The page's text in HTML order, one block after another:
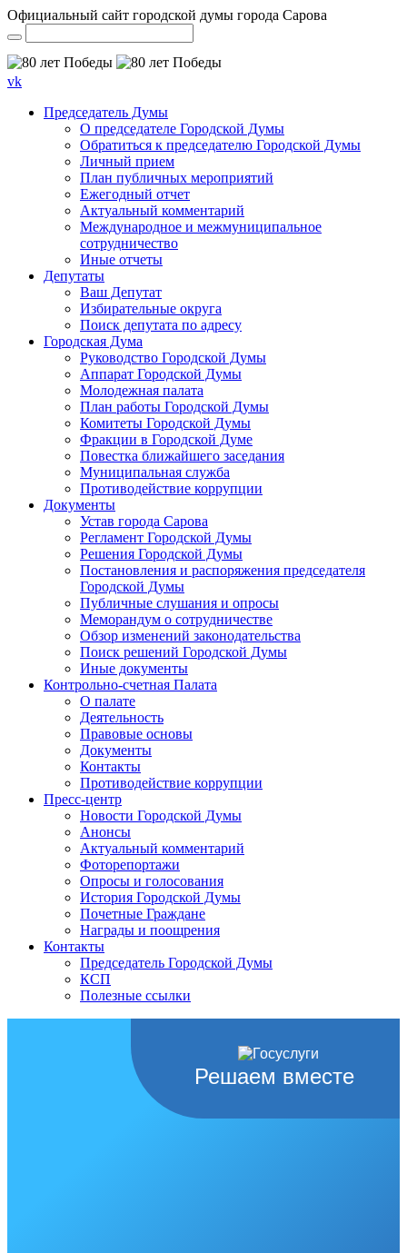
Официальный сайт городской думы города Сарова
vk
Председатель Думы
О председателе Городской Думы
Обратиться к председателю Городской Думы
Личный прием
План публичных мероприятий
Ежегодный отчет
Актуальный комментарий
Международное и межмуниципальное
сотрудничество
Иные отчеты
Депутаты
Ваш Депутат
Избирательные округа
Поиск депутата по адресу
Городская Дума
Руководство Городской Думы
Аппарат Городской Думы
Молодежная палата
План работы Городской Думы
Комитеты Городской Думы
Фракции в Городской Думе
Повестка ближайшего заседания
Муниципальная служба
Противодействие коррупции
Документы
Устав города Сарова
Регламент Городской Думы
Решения Городской Думы
Постановления и распоряжения председателя
Городской Думы
Публичные слушания и опросы
Меморандум о сотрудничестве
Обзор изменений законодательства
Поиск решений Городской Думы
Иные документы
Контрольно-счетная Палата
О палате
Деятельность
Правовые основы
Документы
Контакты
Противодействие коррупции
Пресс-центр
Новости Городской Думы
Анонсы
Актуальный комментарий
Фоторепортажи
Опросы и голосования
История Городской Думы
Почетные Граждане
Награды и поощрения
Контакты
Председатель Городской Думы
КСП
Полезные ссылки
Решаем вместе